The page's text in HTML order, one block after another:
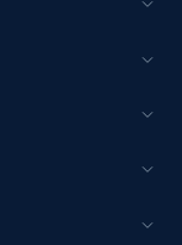
records